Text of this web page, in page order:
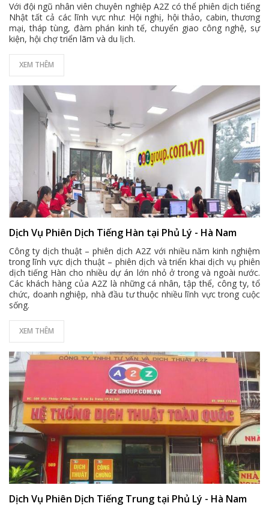
Với đội ngũ nhân viên chuyên nghiệp A2Z có thể phiên dịch tiếng
Nhật tất cả các lĩnh vực như: Hội nghị, hội thảo, cabin, thương
mại, tháp tùng, đàm phán kinh tế, chuyển giao công nghệ, sự
kiện, hội chợ triển lãm và du lịch.
XEM THÊM
Dịch Vụ Phiên Dịch Tiếng Hàn tại Phủ Lý - Hà Nam
Công ty dịch thuật – phiên dịch A2Z với nhiều năm kinh nghiệm
trong lĩnh vực dịch thuật – phiên dịch và triển khai dịch vụ phiên
dịch tiếng Hàn cho nhiều dự án lớn nhỏ ở trong và ngoài nước.
Các khách hàng của A2Z là những cá nhân, tập thể, công ty, tổ
chức, doanh nghiệp, nhà đầu tư thuộc nhiều lĩnh vực trong cuộc
sống.
XEM THÊM
Dịch Vụ Phiên Dịch Tiếng Trung tại Phủ Lý - Hà Nam